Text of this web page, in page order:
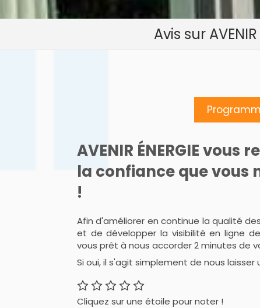
Avis sur
AVENIR ÉNERGIE vous
la confiance que vous
!
Afin d'améliorer en continue la qualité des
et de développer la visibilité en ligne
vous prêt à nous accorder 2 minutes de
Si oui, il s'agit simplement de nous laisser
Cliquez sur une étoile pour noter !